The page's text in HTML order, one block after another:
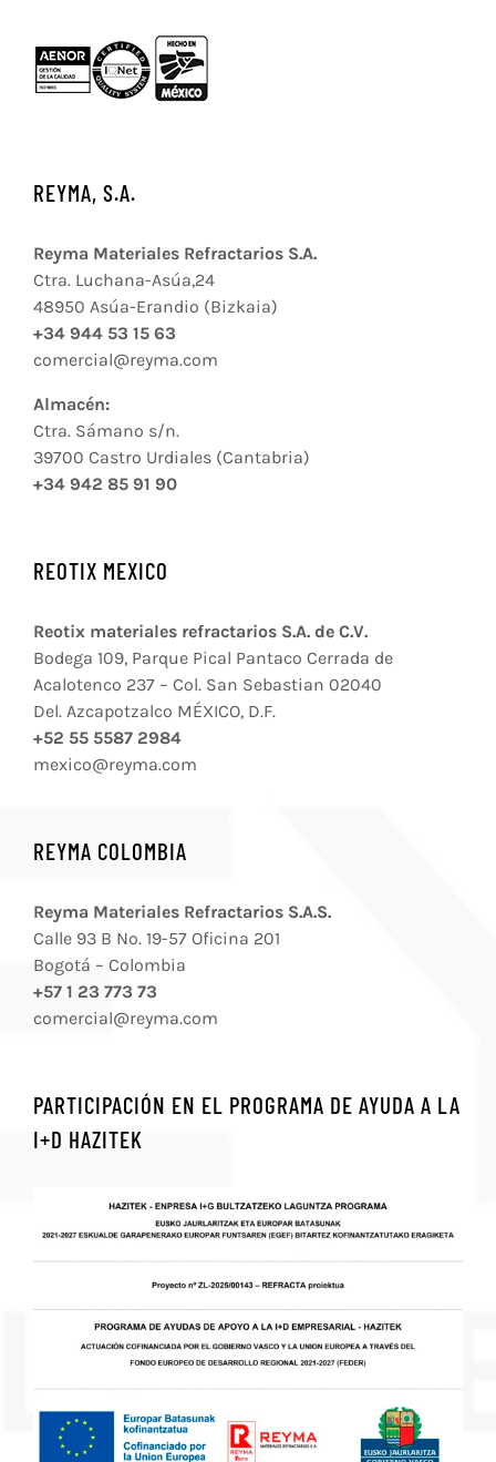
REYMA, S.A.
Reyma Materiales Refractarios S.A.
Ctra. Luchana-Asúa,24
48950 Asúa-Erandio (Bizkaia)
+34 944 53 15 63
comercial@reyma.com
Almacén:
Ctra. Sámano s/n.
39700 Castro Urdiales (Cantabria)
+34 942 85 91 90
REOTIX MEXICO
Reotix materiales refractarios S.A. de C.V.
Bodega 109, Parque Pical Pantaco Cerrada de
Acalotenco 237 – Col. San Sebastian 02040
Del. Azcapotzalco MÉXICO, D.F.
+52 55 5587 2984
mexico@reyma.com
REYMA COLOMBIA
Reyma Materiales Refractarios S.A.S.
Calle 93 B No. 19-57 Oficina 201
Bogotá – Colombia
+57 1 23 773 73
comercial@reyma.com
PARTICIPACIÓN EN EL PROGRAMA DE AYUDA A LA
I+D HAZITEK